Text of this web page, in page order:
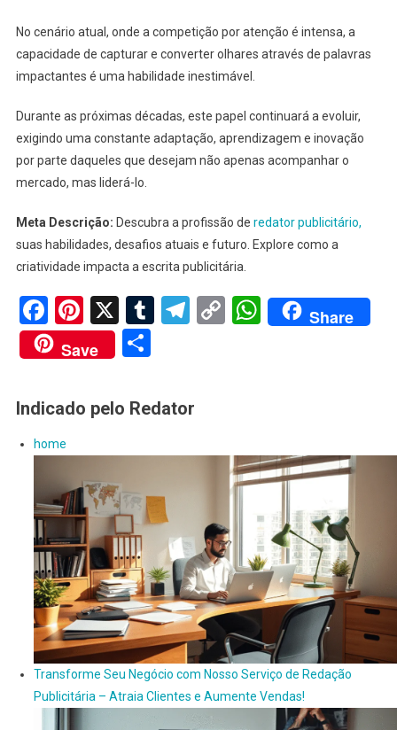
No cenário atual, onde a competição por atenção é intensa, a
capacidade de capturar e converter olhares através de palavras
impactantes é uma habilidade inestimável.
Durante as próximas décadas, este papel continuará a evoluir,
exigindo uma constante adaptação, aprendizagem e inovação
por parte daqueles que desejam não apenas acompanhar o
mercado, mas liderá-lo.
Meta Descrição: Descubra a profissão de redator publicitário,
suas habilidades, desafios atuais e futuro. Explore como a
criatividade impacta a escrita publicitária.
Facebook
Pinterest
X Tumblr
Telegram
CopyWhatsApp
Share
Save
Share
Indicado pelo Redator
home
Transforme Seu Negócio com Nosso Serviço de Redação
Publicitária – Atraia Clientes e Aumente Vendas!